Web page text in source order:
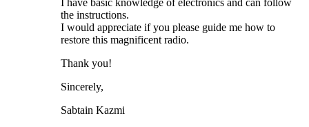
I have basic knowledge of electronics and can follow
the instructions.
I would appreciate if you please guide me how to
restore this magnificent radio.
Thank you!
Sincerely,
Sabtain Kazmi